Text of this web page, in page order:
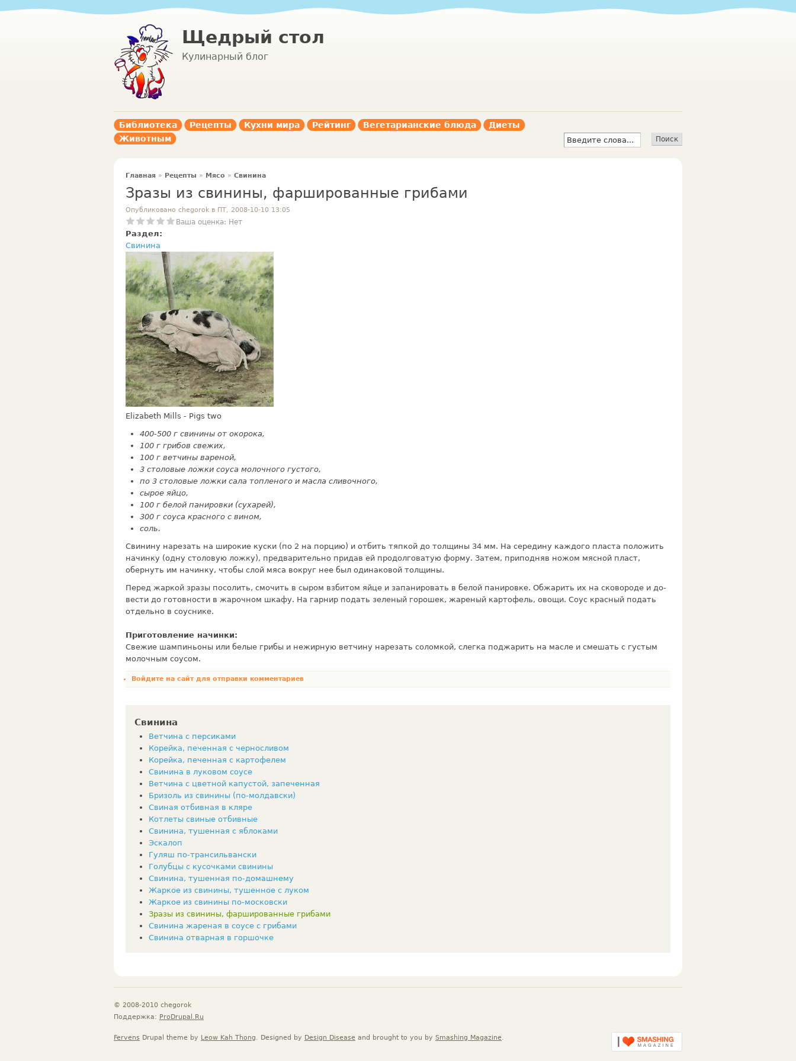
Щедрый стол
Кулинарный блог
Библиотека Рецепты Кухни мира Рейтинг Вегетарианские блюда
Диеты
Животным
Главная » Рецепты » Мясо » Свинина
Зразы из свинины, фаршированные грибами
Опубликовано chegorok в ПТ, 2008-10-10 13:05
Ваша оценка: Нет
Раздел:
Свинина
Elizabeth Mills - Pigs two
400-500 г свинины от окорока,
100 г гри­бов свежих,
100 г ветчины вареной,
3 столо­вые ложки соуса молочного густого,
по 3 сто­ловые ложки сала топленого и масла сливоч­ного,
сырое яйцо,
100 г белой панировки (су­харей),
300 г соуса красного с вином,
соль.
Свинину нарезать на широкие куски (по 2 на порцию) и отбить тяпкой до толщины 3­4 мм. На середину каждого пласта положить
начинку (одну столовую ложку), предвари­тельно придав ей продолговатую форму. За­тем, приподняв ножом мясной пласт,
обернуть им начинку, чтобы слой мяса вокруг нее был одинаковой толщины.
Перед жаркой зразы посолить, смочить в сыром взбитом яйце и запанировать в белой панировке. Обжарить их на сковороде и до­
вести до готовности в жарочном шкафу. На гарнир подать зеленый горошек, жареный кар­тофель, овощи. Соус красный подать
отдель­но в соуснике.
Приготовление начинки:
Свежие шампиньоны или белые грибы и нежирную вет­чину нарезать соломкой, слегка поджарить на масле и смешать с густым
молочным соусом.
Войдите на сайтдля отправки комментариев
Свинина
Ветчина с персиками
Корейка, печенная с черносливом
Корейка, печенная с картофелем
Свинина в луковом соусе
Ветчина с цветной капустой, запеченная
Бризоль из свинины (по-молдавски)
Свиная отбивная в кляре
Котлеты свиные отбивные
Свинина, тушенная с яблоками
Эскалоп
Гуляш по-трансильвански
Голубцы с кусочками свинины
Свинина, тушенная по-домашнему
Жаркое из свинины, тушенное с луком
Жаркое из свинины по-московски
Зразы из свинины, фаршированные грибами
Свинина жареная в соусе с грибами
Свинина отварная в горшочке
© 2008-2010 chegorok
Поддержка: ProDrupal.Ru
Fervens Drupal theme by Leow Kah Thong. Designed by Design Disease and brought to you by Smashing Magazine.